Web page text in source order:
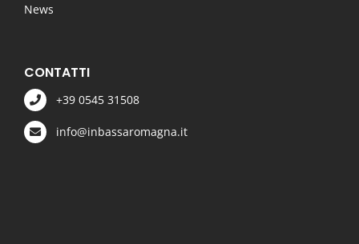
News
CONTATTI
+39 0545 31508
info@inbassaromagna.it